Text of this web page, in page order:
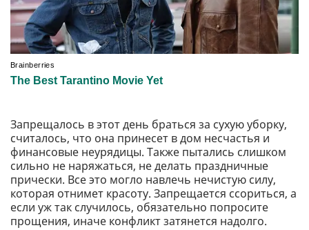
Запрещалось в этот день браться за сухую уборку,
считалось, что она принесет в дом несчастья и
финансовые неурядицы. Также пытались слишком
сильно не наряжаться, не делать праздничные
прически. Все это могло навлечь нечистую силу,
которая отнимет красоту. Запрещается ссориться, а
если уж так случилось, обязательно попросите
прощения, иначе конфликт затянется надолго.